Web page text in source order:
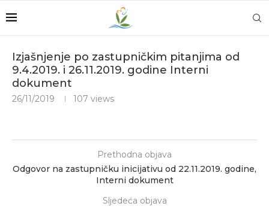
Izjašnjenje po zastupničkim pitanjima od
9.4.2019. i 26.11.2019. godine Interni
dokument
26/11/2019 107 views
Prethodna objava
Odgovor na zastupničku inicijativu od 22.11.2019. godine,
Interni dokument
Sljedeća objava